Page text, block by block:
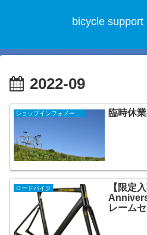
bicycle support
2022-09
ショップインフォメーション 臨時休
ロードバイク
【限定
レーム